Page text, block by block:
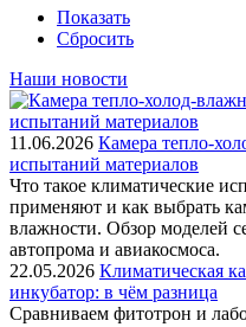
Показать
Сбросить
Наши новости
11.06.2026 Камера тепло-
испытаний материалов
Что такое климатические
применяют и как выбрать
влажности. Обзор моделей
автопрома и авиакосмоса.
22.05.2026 Климатическая
инкубатор: в чём разница
Сравниваем фитотрон и